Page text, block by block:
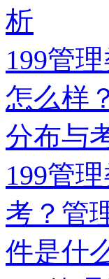
析
199管
怎么样
分布与
199管
考？管
件是什